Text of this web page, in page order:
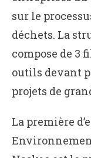
sur le
déchets. La
compose de 3
outils devant
projets de
La première